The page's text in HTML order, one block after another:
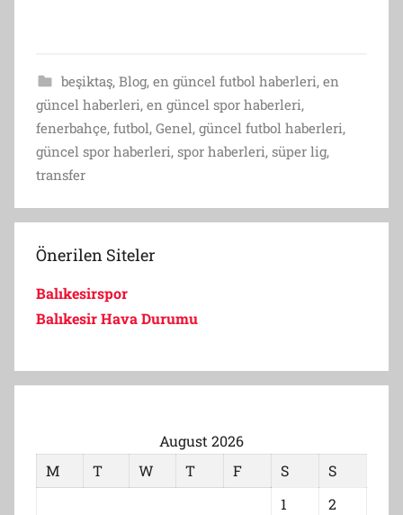
beşiktaş, Blog, en güncel futbol haberleri, en
güncel haberleri, en güncel spor haberleri,
fenerbahçe, futbol, Genel, güncel futbol haberleri,
güncel spor haberleri, spor haberleri, süper lig,
transfer
Önerilen Siteler
Balıkesirspor
Balıkesir Hava Durumu
August 2026
M
T W T F S
S
1
2